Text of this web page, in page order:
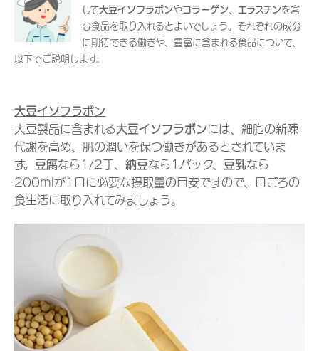
して大豆イソフラボンやコラーゲン エラスチンを含
む食品を取り入れるとよいでしょう。それぞれの成分
に期待できる働きや、豊富に含まれる食品について、
以下でご説明します。
大豆イソフラボン
大豆製品に含まれる大豆イソフラボンには、細胞の新陳
代謝を高め、肌の潤いを保つ働きがあるとされていま
す。 豆腐なら1/2丁、 納豆なら1パック、 豆乳なら
200mlが1日に必要な摂取量の目安ですので、日ごろの
食生活に取り入れてみましょう。